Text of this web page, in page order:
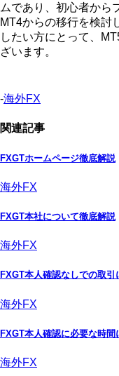
ムであり、初心者から
MT4からの移行を検討
したい方にとって、
ざいます。
-海外FX
関連記事
FXGTホームページ徹底解説
海外FX
FXGT本社について徹底解説
海外FX
FXGT本人確認なしでの取引
海外FX
FXGT本人確認に必要な時間
海外FX